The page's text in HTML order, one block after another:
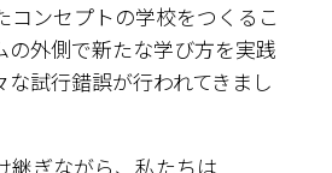
コンセプトの学校をつくるこ
の外側で新たな学び方を実践
試行錯誤が行われてきまし
継ぎながら、私たちは